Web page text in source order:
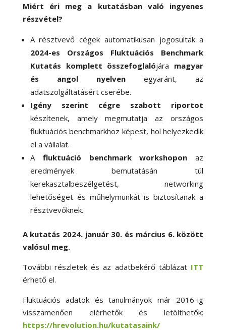
Miért éri meg a kutatásban való ingyenes
részvétel?
A résztvevő cégek automatikusan jogosultak a
2024-es Országos Fluktuációs Benchmark
Kutatás komplett összefoglalójára magyar
és angol nyelven egyaránt, az
adatszolgáltatásért cserébe.
Igény szerint cégre szabott riportot
készítenek, amely megmutatja az országos
fluktuációs benchmarkhoz képest, hol helyezkedik
el a vállalat.
A fluktuáció benchmark workshopon az
eredmények bemutatásán túl
kerekasztalbeszélgetést, networking
lehetőséget és műhelymunkát is biztosítanak a
résztvevőknek.
A kutatás 2024. január 30. és március 6. között
valósul meg.
További részletek és az adatbekérő táblázat ITT
érhető el.
Fluktuációs adatok és tanulmányok már 2016-ig
visszamenően elérhetők és letölthetők:
https://hrevolution.hu/kutatasaink/